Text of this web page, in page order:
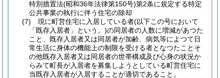
特別措置法(昭和36年法律第150号)第2条に規定する特定
公共事業の執行に伴う住宅の除却
(7)
現に町営住宅に入居している者(以下この号において
「既存入居者」という。)の同居者の人数に増減があつた
こと、既存入居者又は同居者が加齢、病気等によつて日
常生活に身体の機能上の制限を受ける者となつたことそ
の他既存入居者又は同居者の世帯構成及び心身の状況か
らみて町長が入居者を募集しようとしている町営住宅に
当既存入居者が入居することが適切であること。